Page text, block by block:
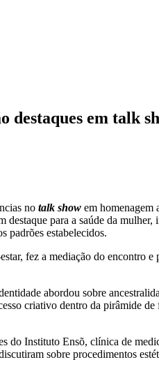
destaques em talk
no talk show em homenagem
para a saúde da
padrões estabelecidos.
fez a mediação do encontro
abordou sobre
criativo dentro da pirâmide
do Instituto Ensõ, clínica de
sobre procedimentos